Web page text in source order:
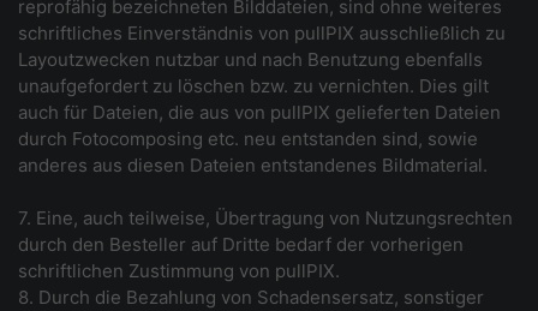
reprofähig bezeichneten Bilddateien, sind ohne weiteres
schriftliches Einverständnis von pullPIX ausschließlich zu
Layoutzwecken nutzbar und nach Benutzung ebenfalls
unaufgefordert zu löschen bzw. zu vernichten. Dies gilt
auch für Dateien, die aus von pullPIX gelieferten Dateien
durch Fotocomposing etc. neu entstanden sind, sowie
anderes aus diesen Dateien entstandenes Bildmaterial.
7. Eine, auch teilweise, Übertragung von Nutzungsrechten
durch den Besteller auf Dritte bedarf der vorherigen
schriftlichen Zustimmung von pullPIX.
8. Durch die Bezahlung von Schadensersatz, sonstiger